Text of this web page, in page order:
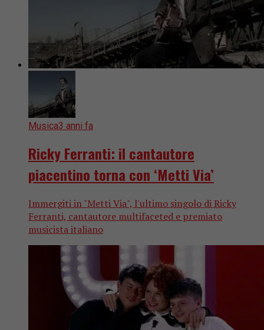
Musica3 anni fa
Ricky Ferranti: il cantautore
piacentino torna con ‘Metti Via’
Immergiti in "Metti Via", l'ultimo singolo di Ricky
Ferranti, cantautore multifaceted e premiato
musicista italiano